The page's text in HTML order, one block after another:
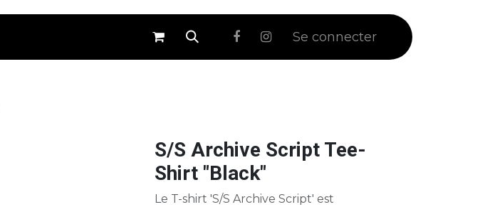
⚪ Soldes Se connecter
S/S Archive Script Tee-
Shirt "Black"
Le T-shirt 'S/S Archive Script' est